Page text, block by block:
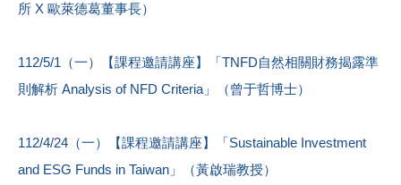
所 X 歐萊德葛董事長）
112/5/1（一）【課程邀請講座】「TNFD自然相關財務揭露準
則解析 Analysis of NFD Criteria」（曾于哲博士）
112/4/24（一）【課程邀請講座】「Sustainable Investment
and ESG Funds in Taiwan」（黃啟瑞教授）